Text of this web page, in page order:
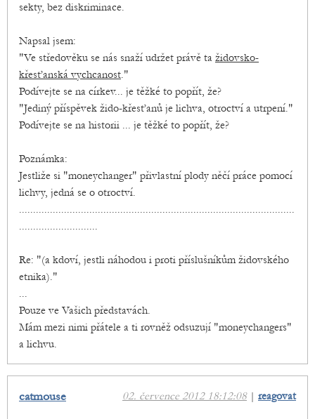
sekty, bez diskriminace.
Napsal jsem:
"Ve středověku se nás snaží udržet právě ta židovsko-
křesťanská vychcanost."
Podívejte se na církev... je těžké to popřít, že?
"Jediný příspěvek žido-křesťanů je lichva, otroctví a utrpení."
Podívejte se na historii ... je těžké to popřít, že?
Poznámka:
Jestliže si "moneychanger" přivlastní plody něčí práce pomocí
lichvy, jedná se o otroctví.
..................................................................................................
............................
Re: "(a kdoví, jestli náhodou i proti příslušníkům židovského
etnika)."
...
Pouze ve Vašich představách.
Mám mezi nimi přátele a ti rovněž odsuzují "moneychangers"
a lichvu.
02. července 2012 18:12:08| reagovat
catmouse